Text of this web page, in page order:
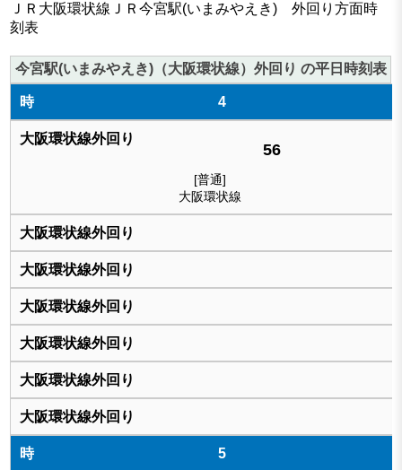
ＪＲ大阪環状線ＪＲ今宮駅(いまみやえき) 外回り方面時
刻表
今宮駅(いまみやえき)（大阪環状線）外回り の平日時刻表
4
56
[普通]
大阪環状線
5